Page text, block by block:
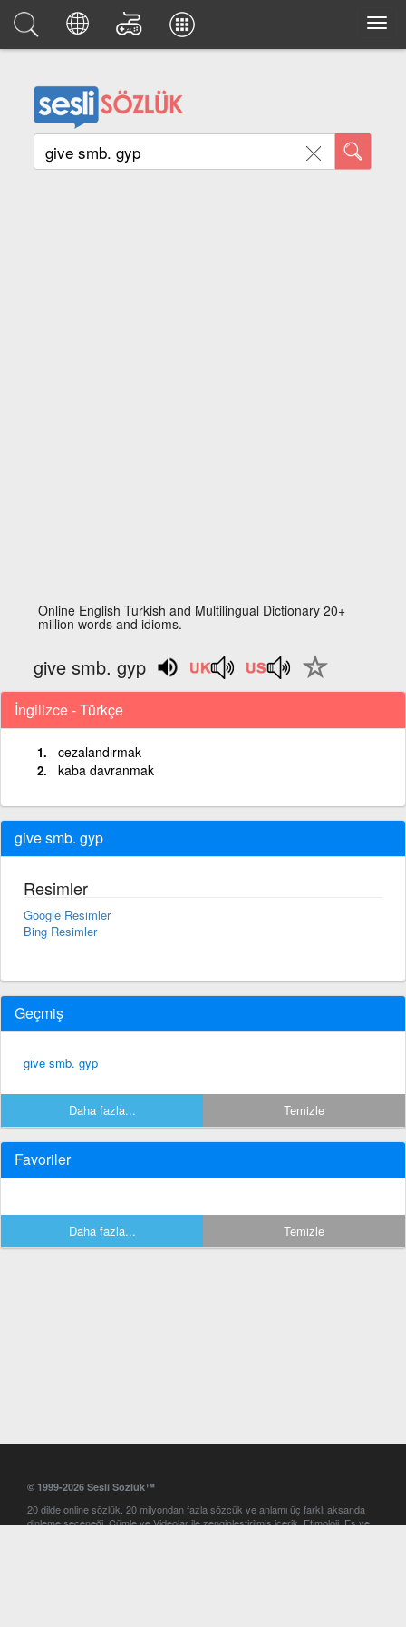
Online English Turkish and Multilingual Dictionary 20+
million words and idioms.
give smb. gyp
İngilizce - Türkçe
cezalandırmak
kaba davranmak
give smb. gyp
Resimler
Google Resimler
Bing Resimler
Geçmiş
give smb. gyp
Daha fazla... Temizle
Favoriler
Daha fazla... Temizle
© 1999-2026 Sesli Sözlük™
20 dilde online sözlük. 20 milyondan fazla sözcük ve anlamı üç farklı aksanda
dinleme seçeneği. Cümle ve Videolar ile zenginleştirilmiş içerik. Etimoloji, Eş ve